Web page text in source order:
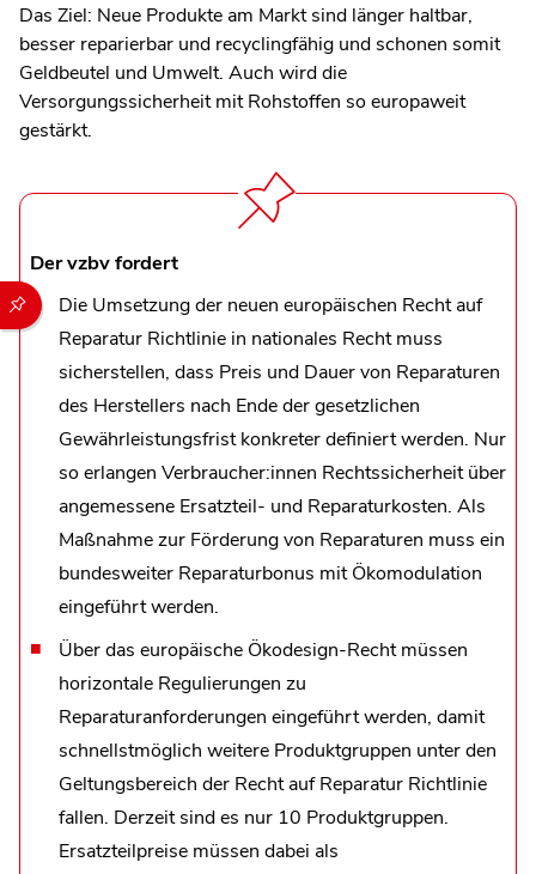
Durch die folgenden Buttons können Sie direkt auf einen
Das Ziel: Neue Produkte am Markt sind länger haltbar,
besser reparierbar und recyclingfähig und schonen somit
Geldbeutel und Umwelt. Auch wird die
Versorgungssicherheit mit Rohstoffen so europaweit
gestärkt.
Der vzbv fordert
Die Umsetzung der neuen europäischen Recht auf
Reparatur Richtlinie in nationales Recht muss
sicherstellen, dass Preis und Dauer von Reparaturen
des Herstellers nach Ende der gesetzlichen
Gewährleistungsfrist konkreter definiert werden. Nur
so erlangen Verbraucher:innen Rechtssicherheit über
angemessene Ersatzteil- und Reparaturkosten. Als
Maßnahme zur Förderung von Reparaturen muss ein
bundesweiter Reparaturbonus mit Ökomodulation
eingeführt werden.
Über das europäische Ökodesign-Recht müssen
horizontale Regulierungen zu
Reparaturanforderungen eingeführt werden, damit
schnellstmöglich weitere Produktgruppen unter den
Geltungsbereich der Recht auf Reparatur Richtlinie
fallen. Derzeit sind es nur 10 Produktgruppen.
Ersatzteilpreise müssen dabei als